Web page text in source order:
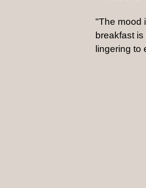
"The mood
breakfast
lingering to